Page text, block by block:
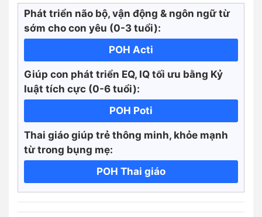
Phát triển não bộ, vận động & ngôn ngữ từ
sớm cho con yêu (0-3 tuổi):
POH Acti
Giúp con phát triển EQ, IQ tối ưu bằng Kỷ
luật tích cực (0-6 tuổi):
POH Poti
Thai giáo giúp trẻ thông minh, khỏe mạnh
từ trong bụng mẹ:
POH Thai giáo